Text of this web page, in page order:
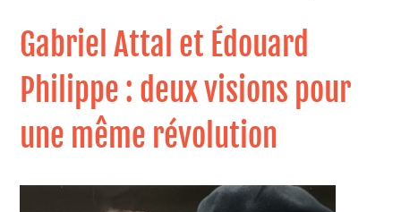
Gabriel Attal et Édouard
Philippe : deux visions pour
une même révolution